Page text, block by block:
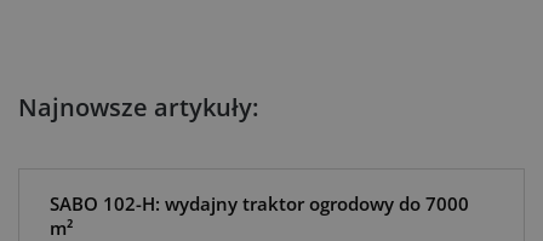
Najnowsze artykuły:
SABO 102-H: wydajny traktor ogrodowy do 7000
m²